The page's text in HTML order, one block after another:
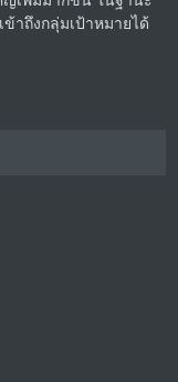
ข้าถึงกลุ่มเป้าหมายได้